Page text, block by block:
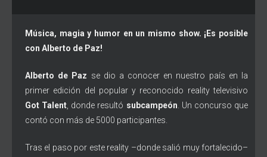
Música, magia y humor en un mismo show. ¡Es posible
con Alberto de Paz!
Alberto de Paz se dio a conocer en nuestro país en la
primer edición del popular y reconocido reality televisivo
Got Talent , donde resultó subcampeón . Un concurso que
contó con más de 5000 participantes.
Tras el paso por este reality –donde salió muy fortalecido–